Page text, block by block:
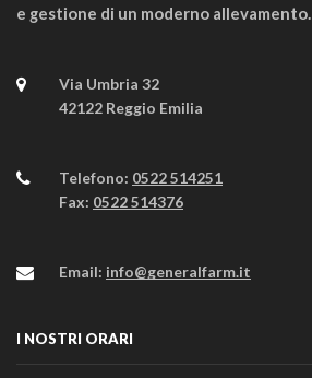
e gestione di un moderno allevamento.
Via Umbria 32
42122 Reggio Emilia
Telefono: 0522 514251
Fax: 0522 514376
Email: info@generalfarm.it
I NOSTRI ORARI